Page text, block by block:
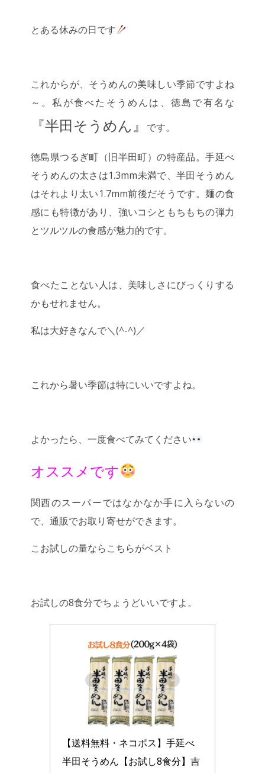
とある休みの日です
これからが、そうめんの美味しい季節ですよね
～。私が食べたそうめんは、徳島で有名な
『半田そうめん』 です。
徳島県つるぎ町（旧半田町）の特産品。手延べ
そうめんの太さは1.3mm未満で、半田そうめん
はそれより太い1.7mm前後だそうです。麺の食
感にも特徴があり、強いコシともちもちの弾力
とツルツルの食感が魅力的です。
食べたことない人は、美味しさにびっくりする
かもせれません。
私は大好きなんで＼(^-^)／
これから暑い季節は特にいいですよね。
よかったら、一度食べてみてください
オススメです
関西のスーパーではなかなか手に入らないの
で、通販でお取り寄せができます。
こお試しの量ならこちらがベスト
お試しの8食分でちょうどいいですよ。
【送料無料・ネコポス】手延べ
半田そうめん【お試し8食分】吉